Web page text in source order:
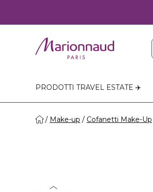
PRODOTTI TRAVEL ESTATE ✈️
Make-up Cofanetti Make-Up